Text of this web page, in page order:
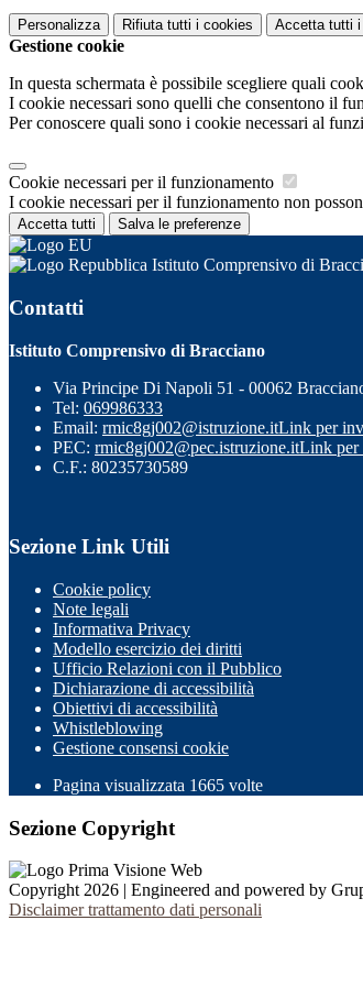
Personalizza Rifiuta tutti i cookies Accetta tutti i
Gestione cookie
In questa schermata è possibile scegliere quali
I cookie necessari sono quelli che consentono il
Per conoscere quali sono i cookie necessari al
Cookie necessari per il funzionamento
I cookie necessari per il funzionamento non
Accetta tutti Salva le preferenze
Istituto Comprensivo di
Contatti
Istituto Comprensivo di Bracciano
Via Principe Di Napoli 51 - 00062
Tel: 069986333
Email: rmic8gj002@istruzione.itLink per
PEC: rmic8gj002@pec.istruzione.itLink per
C.F.: 80235730589
Sezione Link Utili
Cookie policy
Note legali
Informativa Privacy
Modello esercizio dei diritti
Ufficio Relazioni con il Pubblico
Dichiarazione di accessibilità
Obiettivi di accessibilità
Whistleblowing
Gestione consensi cookie
Pagina visualizzata 1665 volte
Sezione Copyright
Copyright 2026 | Engineered and powered by
Disclaimer trattamento dati personali